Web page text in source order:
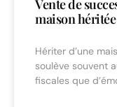
Vente de
maison
Hériter d’une
soulève souvent
fiscales que